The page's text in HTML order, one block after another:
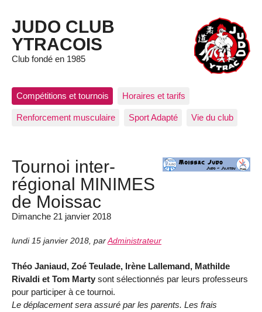
JUDO CLUB
YTRACOIS
Club fondé en 1985
Compétitions et tournois Horaires et tarifs
Renforcement musculaire Sport Adapté Vie du club
Tournoi inter-
régional MINIMES
de Moissac
Dimanche 21 janvier 2018
lundi 15 janvier 2018 par Administrateur
Théo Janiaud, Zoé Teulade, Irène Lallemand, Mathilde
Rivaldi et Tom Marty sont sélectionnés par leurs professeurs
pour participer à ce tournoi.
Le déplacement sera assuré par les parents. Les frais